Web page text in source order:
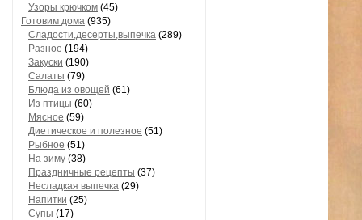
Узоры крючком (45)
Готовим дома (935)
Сладости,десерты,выпечка (289)
Разное (194)
Закуски (190)
Салаты (79)
Блюда из овощей (61)
Из птицы (60)
Мясное (59)
Диетическое и полезное (51)
Рыбное (51)
На зиму (38)
Праздничные рецепты (37)
Несладкая выпечка (29)
Напитки (25)
Супы (17)